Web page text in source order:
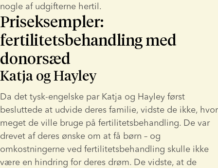
nogle af udgifterne hertil.
Priseksempler:
fertilitetsbehandling med
donorsæd
Katja og Hayley
Da det tysk-engelske par Katja og Hayley først
besluttede at udvide deres familie, vidste de ikke, hvor
meget de ville bruge på fertilitetsbehandling. De var
drevet af deres ønske om at få børn – og
omkostningerne ved fertilitetsbehandling skulle ikke
være en hindring for deres drøm. De vidste, at de